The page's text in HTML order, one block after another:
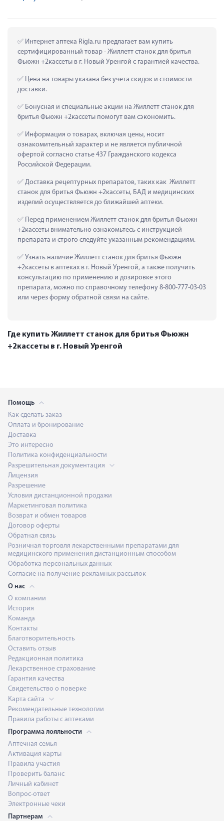
Интернет аптека Rigla.ru предлагает вам купить
сертифицированный товар - Жиллетт станок для бритья
Фьюжн +2кассеты в г. Новый Уренгой с гарантией качества.
Цена на товары указана без учета скидок и стоимости
доставки.
Бонусная и специальные акции на Жиллетт станок для
бритья Фьюжн +2кассеты помогут вам сэкономить.
Информация о товарах, включая цены, носит
ознакомительный характер и не является публичной
офертой согласно статье 437 Гражданского кодекса
Российской Федерации.
Доставка рецептурных препаратов, таких как  Жиллетт
станок для бритья Фьюжн +2кассеты, БАД и медицинских
изделий осуществляется до ближайшей аптеки.
Перед применением Жиллетт станок для бритья Фьюжн
+2кассеты внимательно ознакомьтесь с инструкцией
препарата и строго следуйте указанным рекомендациям.
Узнать наличие Жиллетт станок для бритья Фьюжн
+2кассеты в аптеках в г. Новый Уренгой, а также получить
консультацию по применению и дозировке этого
препарата, можно по справочному телефону 8-800-777-03-03
или через форму обратной связи на сайте.
Где купить Жиллетт станок для бритья Фьюжн
+2кассеты в г. Новый Уренгой
Помощь
Как сделать заказ
Оплата и бронирование
Доставка
Это интересно
Политика конфиденциальности
Разрешительная документация
Лицензия
Разрешение
Условия дистанционной продажи
Маркетинговая политика
Возврат и обмен товаров
Договор оферты
Обратная связь
Розничная торговля лекарственными препаратами для
медицинского применения дистанционным способом
Обработка персональных данных
Согласие на получение рекламных рассылок
О нас
О компании
История
Команда
Контакты
Благотворительность
Оставить отзыв
Редакционная политика
Лекарственное страхование
Гарантия качества
Свидетельство о поверке
Карта сайта
Рекомендательные технологии
Правила работы с аптеками
Программа лояльности
Аптечная семья
Активация карты
Правила участия
Проверить баланс
Личный кабинет
Вопрос-ответ
Электронные чеки
Партнерам